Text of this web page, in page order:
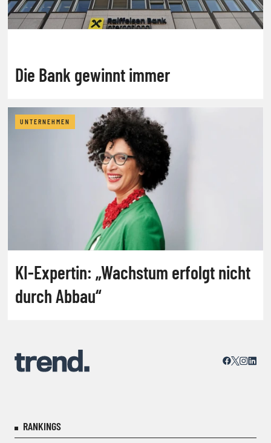
Die Bank gewinnt immer
UNTERNEHMEN
KI-Expertin: „Wachstum erfolgt nicht
durch Abbau“
RANKINGS